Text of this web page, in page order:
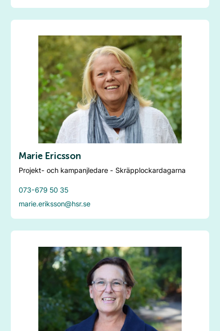
Marie Ericsson
Projekt- och kampanjledare - Skräpplockardagarna
073-679 50 35
marie.eriksson@hsr.se